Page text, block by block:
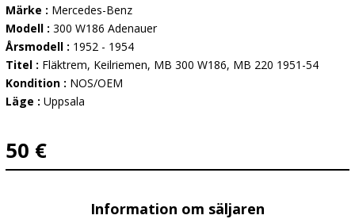
Märke : Mercedes-Benz
Modell : 300 W186 Adenauer
Årsmodell : 1952 - 1954
Titel : Fläktrem, Keilriemen, MB 300 W186, MB 220 1951-54
Kondition : NOS/OEM
Läge : Uppsala
50 €
Information om säljaren